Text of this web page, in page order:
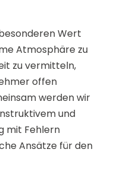
Wert
Atmosphäre zu
zu vermitteln,
offen
werden wir
und
mit Fehlern
Ansätze für den